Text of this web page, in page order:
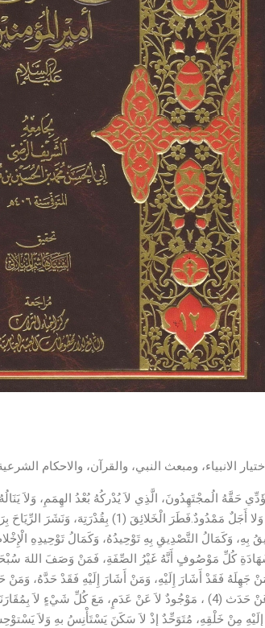
الانبياء، ومبعث النبي، والقرآن، والاحكام
حَقَّهُ الُمجْتَهِدُونَ، الَّذِي لاَ يُدْركُهُ بُعْدُ الهِمَمِ، وَلاَ
الفِطَنِ، الَّذِي لَيْسَ لِصِفَتِهِ حَدٌّ مَحْدُودٌ، وَلاَ نَعْتٌ مَوْجُودٌ، وَلا وَقْتٌ مَعْدُودٌ، وَلا أَجَلٌ مَمْدُودٌ.فَطَرَ
مَعْرِفَتِهِ التَّصْديقُ بِهِ، وَكَمَالُ التَّصْدِيقِ بِهِ تَوْحِيدُهُ، وَكَمَالُ تَوْحِيدِهِ
كُلِّ مَوْصُوفٍ أَنَّهُ غَيْرُ الصِّفَةِ، فَمَنْ وَصَفَ اللهَ
جَهِلَهُ فَقَدْ أَشَارَ إِلَيْهِ، وَمَنْ أَشَارَ إِلَيْهِ فَقَدْ حَدَّهُ، وَمَنْ
وَمَنْ قَالَ: «فِيمَ» فَقَدْ ضَمَّنَهُ، وَمَنْ قَالَ: «عَلاَمَ؟» فَقَدْ أَخْلَى مِنُهُ. كائِنٌ لاَ عَنْ حَدَث (4) ، مَوْجُودٌ لاَ عَنْ عَدَمٍ، مَعَ